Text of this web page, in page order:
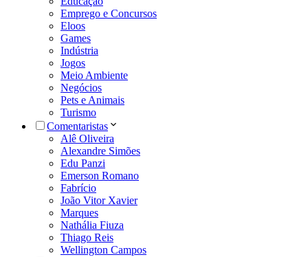
Emprego e Concursos
Eloos
Games
Indústria
Jogos
Meio Ambiente
Negócios
Pets e Animais
Turismo
Comentaristas
Alê Oliveira
Alexandre Simões
Edu Panzi
Emerson Romano
Fabrício
João Vitor Xavier
Marques
Nathália Fiuza
Thiago Reis
Wellington Campos